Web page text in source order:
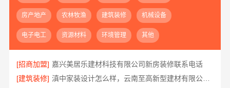
房产地产 农林牧渔 建筑装修 机械设备
电子电工 资源材料 环境管理 其他
[招商加盟] 嘉兴美居乐建材科技有限公司新房装修联系电话
[建筑装修]
滇中家装设计怎么样，云南至高新型建材有限公司口碑之选